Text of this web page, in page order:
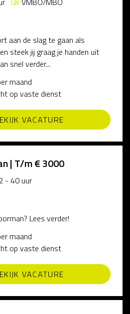
aan de slag te gaan als
steek jij graag je handen uit
snel verder...
maand
op vaste dienst
VACATURE
| T/m € 3000
- 40 uur
Lees verder!
maand
op vaste dienst
VACATURE